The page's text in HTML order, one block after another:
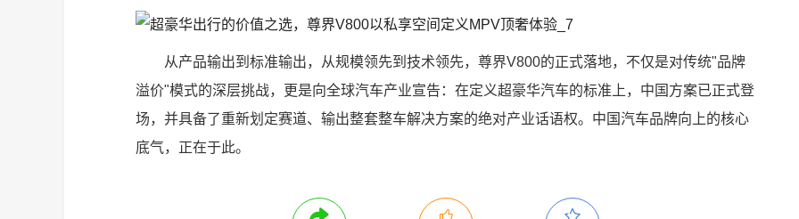
从产品输出到标准输出，从规模领先到技术领先，尊界V800的正式落地，不仅是对传统"品牌
溢价"模式的深层挑战，更是向全球汽车产业宣告：在定义超豪华汽车的标准上，中国方案已正式登
场，并具备了重新划定赛道、输出整套整车解决方案的绝对产业话语权。中国汽车品牌向上的核心
底气，正在于此。